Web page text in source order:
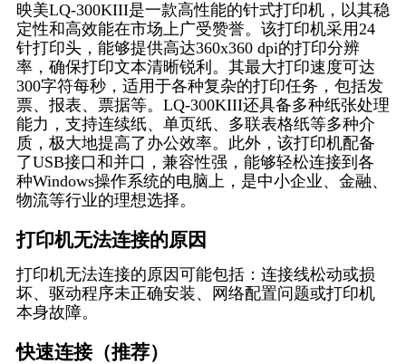
映美LQ-300KIII是一款高性能的针式打印机，以其稳
定性和高效能在市场上广受赞誉。该打印机采用24
针打印头，能够提供高达360x360 dpi的打印分辨
率，确保打印文本清晰锐利。其最大打印速度可达
300字符每秒，适用于各种复杂的打印任务，包括发
票、报表、票据等。LQ-300KIII还具备多种纸张处理
能力，支持连续纸、单页纸、多联表格纸等多种介
质，极大地提高了办公效率。此外，该打印机配备
了USB接口和并口，兼容性强，能够轻松连接到各
种Windows操作系统的电脑上，是中小企业、金融、
物流等行业的理想选择。
打印机无法连接的原因
打印机无法连接的原因可能包括：连接线松动或损
坏、驱动程序未正确安装、网络配置问题或打印机
本身故障。
快速连接（推荐）